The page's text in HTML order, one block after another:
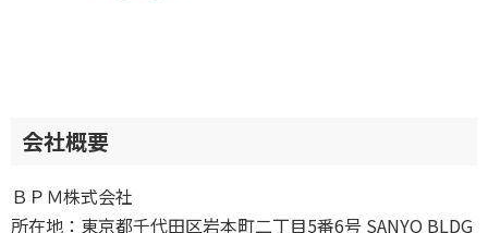
会社概要
ＢＰＭ株式会社
所在地：東京都千代田区岩本町二丁目5番6号 SANYO BLDG